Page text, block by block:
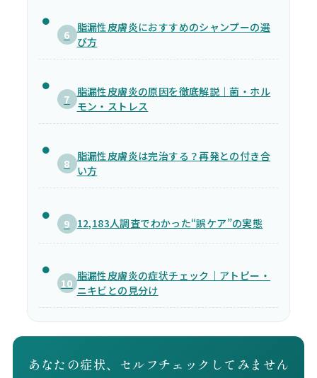
6
脂漏性皮膚炎におすすめのシャンプーの選
び方
7
脂漏性皮膚炎の原因を徹底解説｜菌・ホル
モン・ストレス
8
脂漏性皮膚炎は完治する？再発との付き合
い方
9 12,183人調査でわかった“誤ケア”の実態
10
脂漏性皮膚炎の症状チェック｜アトピー・
ニキビとの見分け
あなたの症状、セルフチェックしてみません